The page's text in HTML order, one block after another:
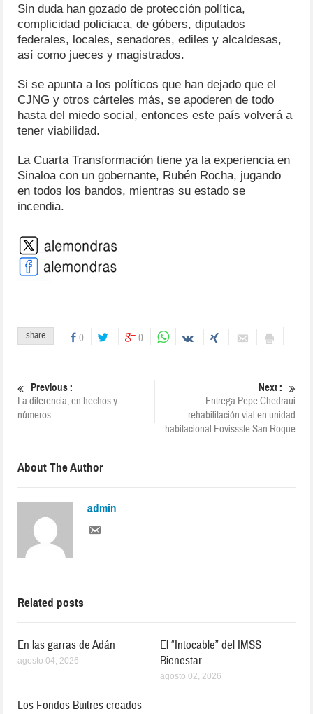
Sin duda han gozado de protección política,
complicidad policiaca, de góbers, diputados
federales, locales, senadores, ediles y alcaldesas,
así como jueces y magistrados.
Si se apunta a los políticos que han dejado que el
CJNG y otros cárteles más, se apoderen de todo
hasta del miedo social, entonces este país volverá a
tener viabilidad.
La Cuarta Transformación tiene ya la experiencia en
Sinaloa con un gobernante, Rubén Rocha, jugando
en todos los bandos, mientras su estado se
incendia.
share 0 0
Previous :
La diferencia, en hechos y
números
Next :
Entrega Pepe Chedraui
rehabilitación vial en unidad
habitacional Fovissste San Roque
About The Author
admin
Related posts
En las garras de Adán
agosto 04, 2026
El “Intocable” del IMSS
Bienestar
agosto 02, 2026
Los Fondos Buitres creados